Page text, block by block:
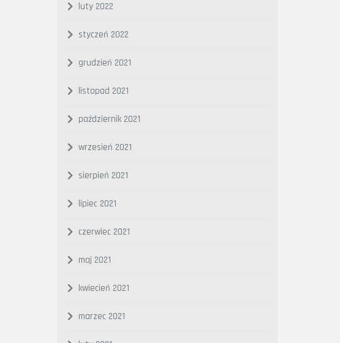
luty 2022
styczeń 2022
grudzień 2021
listopad 2021
październik 2021
wrzesień 2021
sierpień 2021
lipiec 2021
czerwiec 2021
maj 2021
kwiecień 2021
marzec 2021